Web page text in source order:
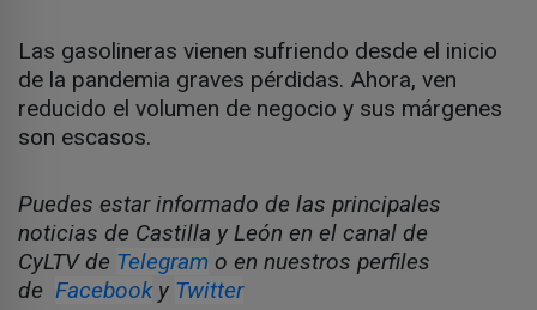
Las gasolineras vienen sufriendo desde el inicio
de la pandemia graves pérdidas. Ahora, ven
reducido el volumen de negocio y sus márgenes
son escasos.
Puedes estar informado de las principales
noticias de Castilla y León en el canal de
CyLTV de Telegram o en nuestros perfiles
de Facebooky Twitter